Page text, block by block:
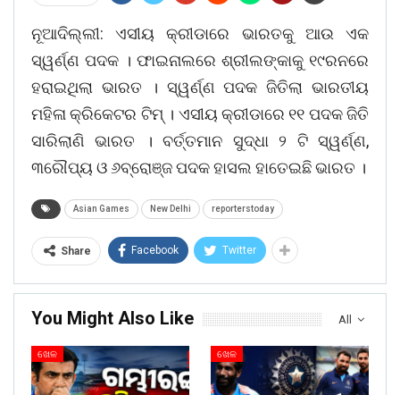
ନୂଆଦିଲ୍ଲୀ: ଏସୀୟ କ୍ରୀଡାରେ ଭାରତକୁ ଆଉ ଏକ
ସ୍ୱର୍ଣ୍ଣ ପଦକ । ଫାଇନାଲରେ ଶ୍ରୀଲଙ୍କାକୁ ୧୯ରନରେ
ହରାଇଥିଲା ଭାରତ । ସ୍ୱର୍ଣ୍ଣ ପଦକ ଜିତିଲା ଭାରତୀୟ
ମହିଳା କ୍ରିକେଟର ଟିମ୍ । ଏସୀୟ କ୍ରୀଡାରେ ୧୧ ପଦକ ଜିତି
ସାରିଲାଣି ଭାରତ । ବର୍ତ୍ତମାନ ସୁଦ୍ଧା ୨ ଟି ସ୍ୱର୍ଣ୍ଣ,
୩ରୌପ୍ୟ ଓ ୬ବ୍ରୋଞ୍ଜ ପଦକ ହାସଲ ହାତେଇଛି ଭାରତ ।
Asian Games New Delhi reporterstoday
Share Facebook Twitter
All
You Might Also Like
ଖେଳ ଖେଳ